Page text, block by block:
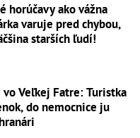
horúčavy ako vážna
varuje pred chybou,
starších ľudí!
vo Veľkej Fatre: Turistka
do nemocnice ju